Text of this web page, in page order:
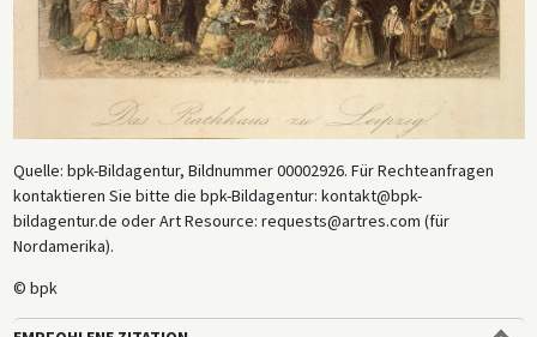
Quelle: bpk-Bildagentur, Bildnummer 00002926. Für Rechteanfragen
kontaktieren Sie bitte die bpk-Bildagentur: kontakt@bpk-
bildagentur.de oder Art Resource: requests@artres.com (für
Nordamerika).
© bpk